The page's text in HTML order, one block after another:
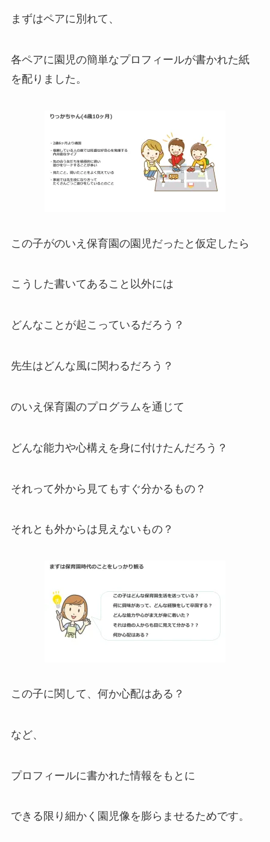
まずはペアに別れて、
各ペアに園児の簡単なプロフィールが書かれた紙
を配りました。
この子がのいえ保育園の園児だったと仮定したら
こうした書いてあること以外には
どんなことが起こっているだろう？
先生はどんな風に関わるだろう？
のいえ保育園のプログラムを通じて
どんな能力や心構えを身に付けたんだろう？
それって外から見てもすぐ分かるもの？
それとも外からは見えないもの？
この子に関して、何か心配はある？
など、
プロフィールに書かれた情報をもとに
できる限り細かく園児像を膨らませるためです。